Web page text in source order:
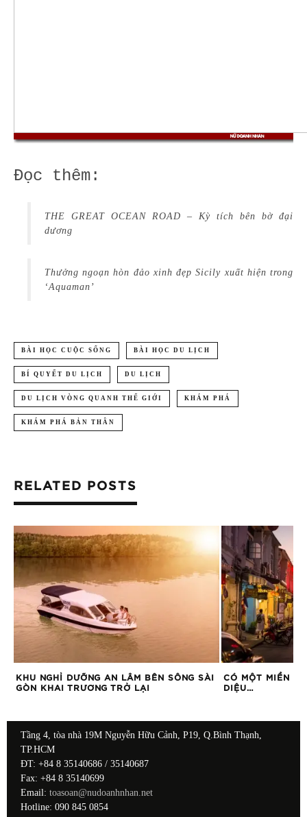
Đọc thêm:
THE GREAT OCEAN ROAD – Kỳ tích bên bờ đại
dương
Thưởng ngoạn hòn đảo xinh đẹp Sicily xuất hiện trong
‘Aquaman’
BÀI HỌC CUỘC SỐNG BÀI HỌC DU LỊCH
BÍ QUYẾT DU LỊCH DU LỊCH
DU LỊCH VÒNG QUANH THẾ GIỚI KHÁM PHÁ
KHÁM PHÁ BẢN THÂN
RELATED POSTS
KHU NGHỈ DƯỠNG AN LÂM BÊN SÔNG SÀI
GÒN KHAI TRƯƠNG TRỞ LẠI
CÓ MỘT MIỀN
DIỆU…
Tầng 4, tòa nhà 19M Nguyễn Hữu Cảnh, P19, Q.Bình Thạnh,
TP.HCM
ĐT: +84 8 35140686 / 35140687
Fax: +84 8 35140699
Email: toasoan@nudoanhnhan.net
Hotline: 090 845 0854